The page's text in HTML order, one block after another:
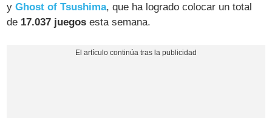
yGhost of Tsushima, que ha logrado colocar un total
de 17.037 juegos esta semana.